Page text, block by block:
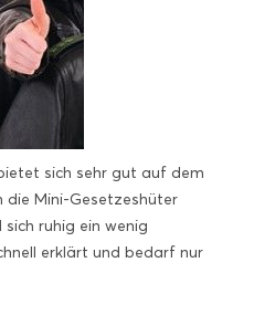
sich sehr gut auf dem
Mini-Gesetzeshüter
ruhig ein wenig
erklärt und bedarf nur